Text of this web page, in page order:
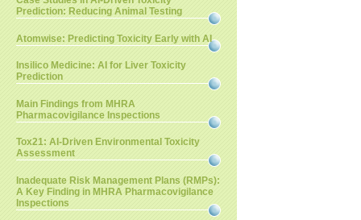
Prediction: Reducing Animal Testing
Atomwise: Predicting Toxicity Early with AI
Insilico Medicine: AI for Liver Toxicity
Prediction
Main Findings from MHRA
Pharmacovigilance Inspections
Tox21: AI-Driven Environmental Toxicity
Assessment
Inadequate Risk Management Plans (RMPs):
A Key Finding in MHRA Pharmacovigilance
Inspections